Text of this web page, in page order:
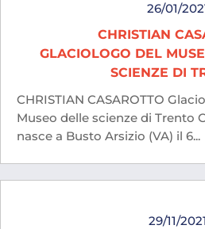
26/01/
CHRISTIAN
GLACIOLOGO DEL
SCIENZE DI
CHRISTIAN CASAROTTO
Museo delle scienze di Trento
nasce a Busto Arsizio (VA) il 6...
29/11/2021